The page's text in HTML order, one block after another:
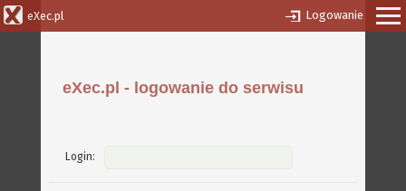
eXec.pl Logowanie
eXec.pl - logowanie do serwisu
Login: